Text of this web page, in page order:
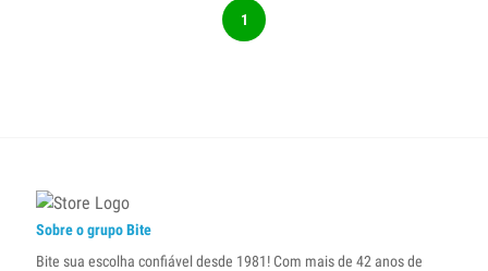
1
Sobre o grupo Bite
Bite sua escolha confiável desde 1981! Com mais de 42 anos de